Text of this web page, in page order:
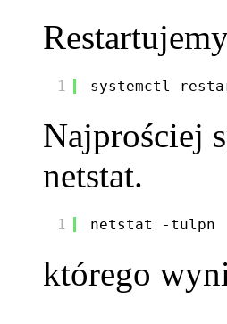
1 systemctl
Najprościej
netstat.
1 netstat -tulpn
którego